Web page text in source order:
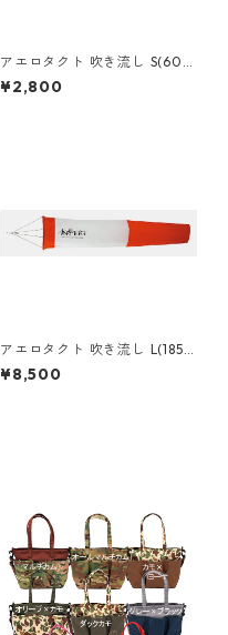
アエロタクト 吹き流し S(60c
m)
¥2,800
アエロタクト 吹き流し L(185c
m)
¥8,500